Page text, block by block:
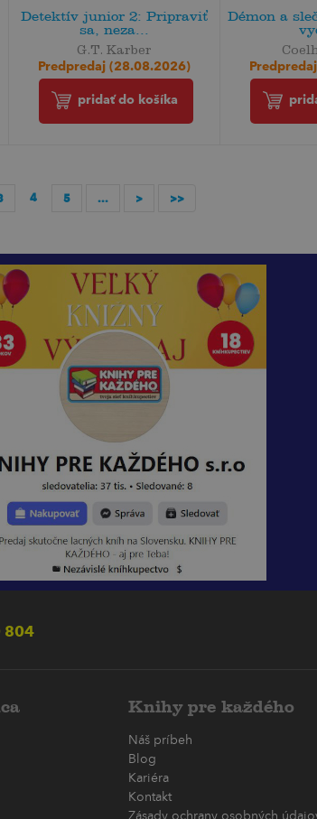
Detektív junior 2: Pripraviť
sa, neza...
G.T. Karber
Predpredaj (28.08.2026)
pridať do košíka
Démon a
4 5 ... > >>
804
Knihy pre každého
Náš príbeh
Blog
Kariéra
Kontakt
Zásady ochrany osobných